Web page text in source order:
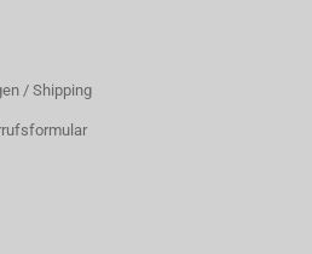
/ Shipping